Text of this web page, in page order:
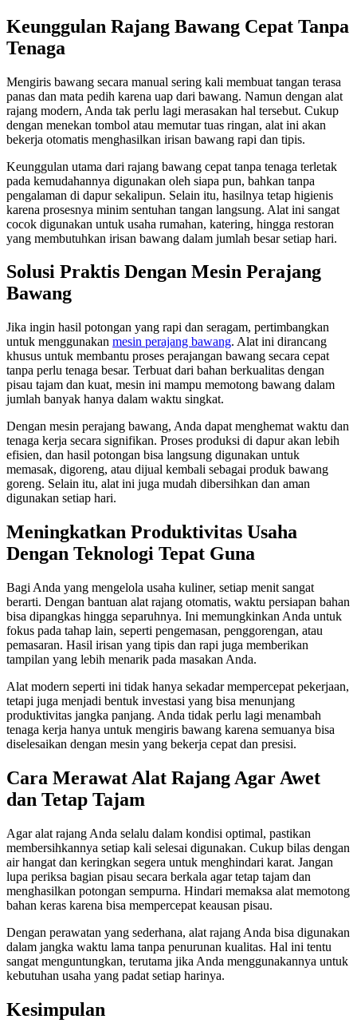
Keunggulan Rajang Bawang Cepat Tanpa
Tenaga
Mengiris bawang secara manual sering kali membuat tangan terasa
panas dan mata pedih karena uap dari bawang. Namun dengan alat
rajang modern, Anda tak perlu lagi merasakan hal tersebut. Cukup
dengan menekan tombol atau memutar tuas ringan, alat ini akan
bekerja otomatis menghasilkan irisan bawang rapi dan tipis.
Keunggulan utama dari rajang bawang cepat tanpa tenaga terletak
pada kemudahannya digunakan oleh siapa pun, bahkan tanpa
pengalaman di dapur sekalipun. Selain itu, hasilnya tetap higienis
karena prosesnya minim sentuhan tangan langsung. Alat ini sangat
cocok digunakan untuk usaha rumahan, katering, hingga restoran
yang membutuhkan irisan bawang dalam jumlah besar setiap hari.
Solusi Praktis Dengan Mesin Perajang
Bawang
Jika ingin hasil potongan yang rapi dan seragam, pertimbangkan
untuk menggunakan mesin perajang bawang. Alat ini dirancang
khusus untuk membantu proses perajangan bawang secara cepat
tanpa perlu tenaga besar. Terbuat dari bahan berkualitas dengan
pisau tajam dan kuat, mesin ini mampu memotong bawang dalam
jumlah banyak hanya dalam waktu singkat.
Dengan mesin perajang bawang, Anda dapat menghemat waktu dan
tenaga kerja secara signifikan. Proses produksi di dapur akan lebih
efisien, dan hasil potongan bisa langsung digunakan untuk
memasak, digoreng, atau dijual kembali sebagai produk bawang
goreng. Selain itu, alat ini juga mudah dibersihkan dan aman
digunakan setiap hari.
Meningkatkan Produktivitas Usaha
Dengan Teknologi Tepat Guna
Bagi Anda yang mengelola usaha kuliner, setiap menit sangat
berarti. Dengan bantuan alat rajang otomatis, waktu persiapan bahan
bisa dipangkas hingga separuhnya. Ini memungkinkan Anda untuk
fokus pada tahap lain, seperti pengemasan, penggorengan, atau
pemasaran. Hasil irisan yang tipis dan rapi juga memberikan
tampilan yang lebih menarik pada masakan Anda.
Alat modern seperti ini tidak hanya sekadar mempercepat pekerjaan,
tetapi juga menjadi bentuk investasi yang bisa menunjang
produktivitas jangka panjang. Anda tidak perlu lagi menambah
tenaga kerja hanya untuk mengiris bawang karena semuanya bisa
diselesaikan dengan mesin yang bekerja cepat dan presisi.
Cara Merawat Alat Rajang Agar Awet
dan Tetap Tajam
Agar alat rajang Anda selalu dalam kondisi optimal, pastikan
membersihkannya setiap kali selesai digunakan. Cukup bilas dengan
air hangat dan keringkan segera untuk menghindari karat. Jangan
lupa periksa bagian pisau secara berkala agar tetap tajam dan
menghasilkan potongan sempurna. Hindari memaksa alat memotong
bahan keras karena bisa mempercepat keausan pisau.
Dengan perawatan yang sederhana, alat rajang Anda bisa digunakan
dalam jangka waktu lama tanpa penurunan kualitas. Hal ini tentu
sangat menguntungkan, terutama jika Anda menggunakannya untuk
kebutuhan usaha yang padat setiap harinya.
Kesimpulan